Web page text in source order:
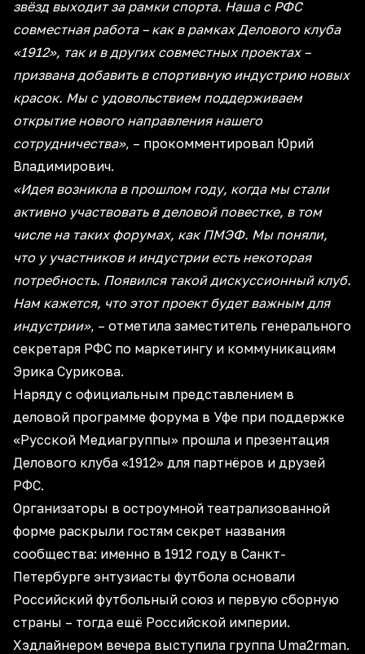
звёзд выходит за рамки спорта. Наша с РФС
совместная работа – как в рамках Делового клуба
«1912», так и в других совместных проектах –
призвана добавить в спортивную индустрию новых
красок. Мы с удовольствием поддерживаем
открытие нового направления нашего
сотрудничества», – прокомментировал Юрий
Владимирович.
«Идея возникла в прошлом году, когда мы стали
активно участвовать в деловой повестке, в том
числе на таких форумах, как ПМЭФ. Мы поняли,
что у участников и индустрии есть некоторая
потребность. Появился такой дискуссионный клуб.
Нам кажется, что этот проект будет важным для
индустрии», – отметила заместитель генерального
секретаря РФС по маркетингу и коммуникациям
Эрика Сурикова.
Наряду с официальным представлением в
деловой программе форума в Уфе при поддержке
«Русской Медиагруппы» прошла и презентация
Делового клуба «1912» для партнёров и друзей
РФС.
Организаторы в остроумной театрализованной
форме раскрыли гостям секрет названия
сообщества: именно в 1912 году в Санкт-
Петербурге энтузиасты футбола основали
Российский футбольный союз и первую сборную
страны – тогда ещё Российской империи.
Хэдлайнером вечера выступила группа Uma2rman.